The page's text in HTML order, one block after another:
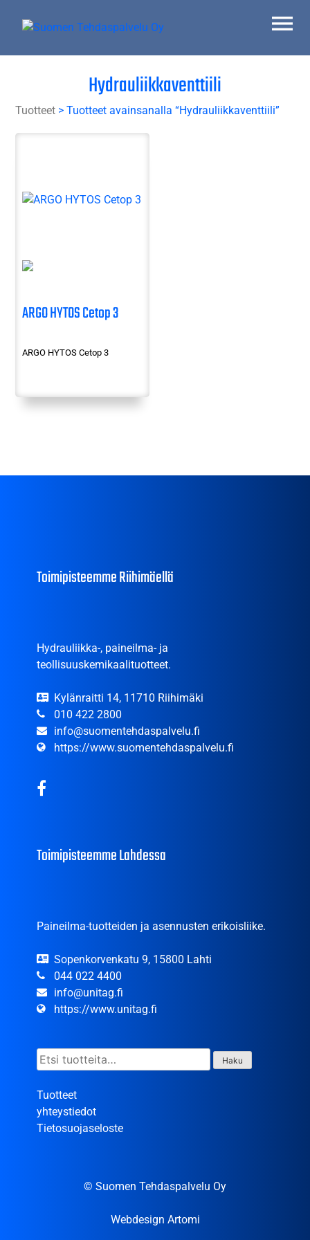
Hydrauliikkaventtiili
Tuotteet > Tuotteet avainsanalla “Hydrauliikkaventtiili”
ARGO HYTOS Cetop 3
ARGO HYTOS Cetop 3
Toimipisteemme Riihimäellä
Hydrauliikka-, paineilma- ja
teollisuuskemikaalituotteet.
Kylänraitti 14, 11710 Riihimäki
010 422 2800
info@suomentehdaspalvelu.fi
https://www.suomentehdaspalvelu.fi
Toimipisteemme Lahdessa
Paineilma-tuotteiden ja asennusten erikoisliike.
Sopenkorvenkatu 9, 15800 Lahti
044 022 4400
info@unitag.fi
https://www.unitag.fi
Etsi: Haku
Tuotteet
yhteystiedot
Tietosuojaseloste
© Suomen Tehdaspalvelu Oy
Webdesign Artomi